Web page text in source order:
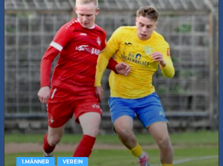
1.MÄNNER VEREIN